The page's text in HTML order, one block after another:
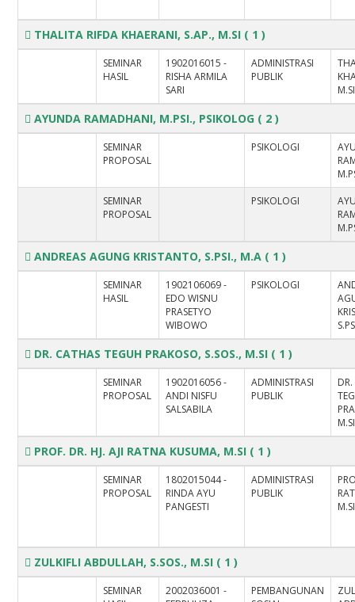
THALITA RIFDA KHAERANI, S.AP., M.SI ( 1 )
SEMINAR
HASIL
1902016015 -
RISHA ARMILA
SARI
ADMINISTRASI
PUBLIK
M.SI
AYUNDA RAMADHANI, M.PSI., PSIKOLOG ( 2 )
SEMINAR
PROPOSAL
PSIKOLOGI
SEMINAR
PROPOSAL
PSIKOLOGI
ANDREAS AGUNG KRISTANTO, S.PSI., M.A ( 1 )
SEMINAR
HASIL
1902106069 -
EDO WISNU
PRASETYO
WIBOWO
PSIKOLOGI
DR. CATHAS TEGUH PRAKOSO, S.SOS., M.SI ( 1 )
SEMINAR
PROPOSAL
1902016056 -
ANDI NISFU
SALSABILA
ADMINISTRASI
PUBLIK
M.SI
PROF. DR. HJ. AJI RATNA KUSUMA, M.SI ( 1 )
SEMINAR
PROPOSAL
1802015044 -
RINDA AYU
PANGESTI
ADMINISTRASI
PUBLIK
M.SI
ZULKIFLI ABDULLAH, S.SOS., M.SI ( 1 )
SEMINAR
2002036001 -
PEMBANGUNAN